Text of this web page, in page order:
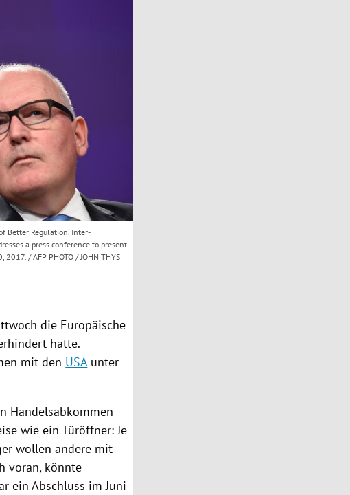
Better Regulation, Inter-
a press conference to present
/ AFP PHOTO / JOHN THYS
die Europäische
hatte.
mit den USAunter
Handelsabkommen
wie ein Türöffner: Je
wollen andere mit
voran, könnte
ein Abschluss im Juni